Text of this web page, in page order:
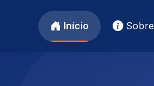
Início Sobre